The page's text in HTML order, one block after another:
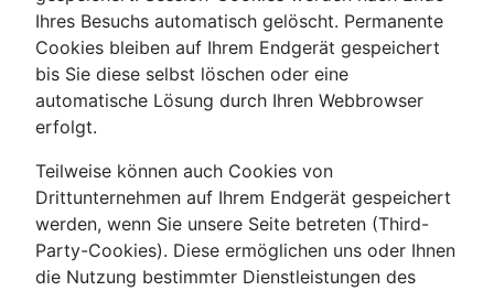
Ihres Besuchs automatisch gelöscht. Permanente
Cookies bleiben auf Ihrem Endgerät gespeichert
bis Sie diese selbst löschen oder eine
automatische Lösung durch Ihren Webbrowser
erfolgt.
Teilweise können auch Cookies von
Drittunternehmen auf Ihrem Endgerät gespeichert
werden, wenn Sie unsere Seite betreten (Third-
Party-Cookies). Diese ermöglichen uns oder Ihnen
die Nutzung bestimmter Dienstleistungen des